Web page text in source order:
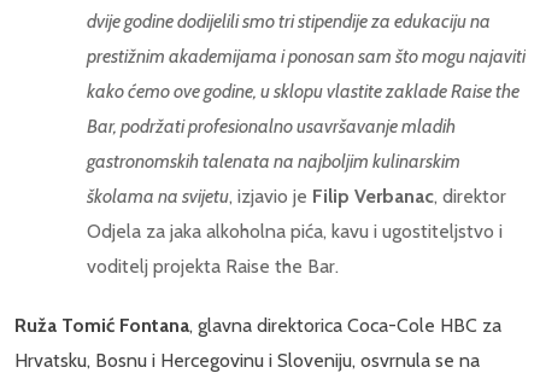
dvije godine dodijelili smo tri stipendije za edukaciju na
prestižnim akademijama i ponosan sam što mogu najaviti
kako ćemo ove godine, u sklopu vlastite zaklade Raise the
Bar, podržati profesionalno usavršavanje mladih
gastronomskih talenata na najboljim kulinarskim
školama na svijetu, izjavio je Filip Verbanac, direktor
Odjela za jaka alkoholna pića, kavu i ugostiteljstvo i
voditelj projekta Raise the Bar.
Ruža Tomić Fontana, glavna direktorica Coca-Cole HBC za
Hrvatsku, Bosnu i Hercegovinu i Sloveniju, osvrnula se na